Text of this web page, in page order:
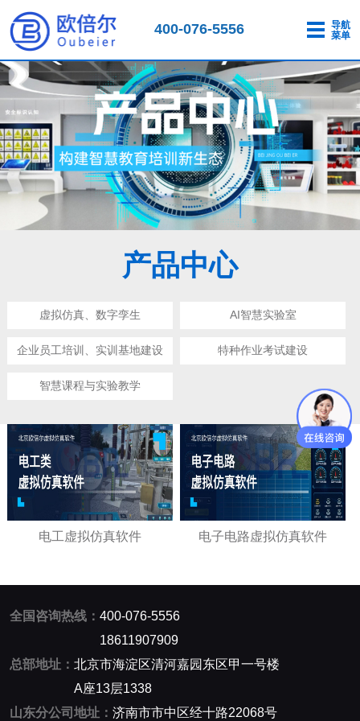
400-076-5556
导航
菜单
产品中心
虚拟仿真、数字孪生 AI智慧实验室
企业员工培训、实训基地建设 特种作业考试建设
智慧课程与实验教学
电工虚拟仿真软件 电子电路虚拟仿真软件
全国咨询热线： 400-076-5556
18611907909
总部地址： 北京市海淀区清河嘉园东区甲一号楼
A座13层1338
山东分公司地址： 济南市市中区经十路22068号